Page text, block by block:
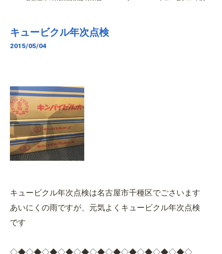
キュービクル年次点検
2015/05/04
キュービクル年次点検は名古屋市千種区でごさいます
あいにくの雨ですが、元気よくキュービクル年次点検
です